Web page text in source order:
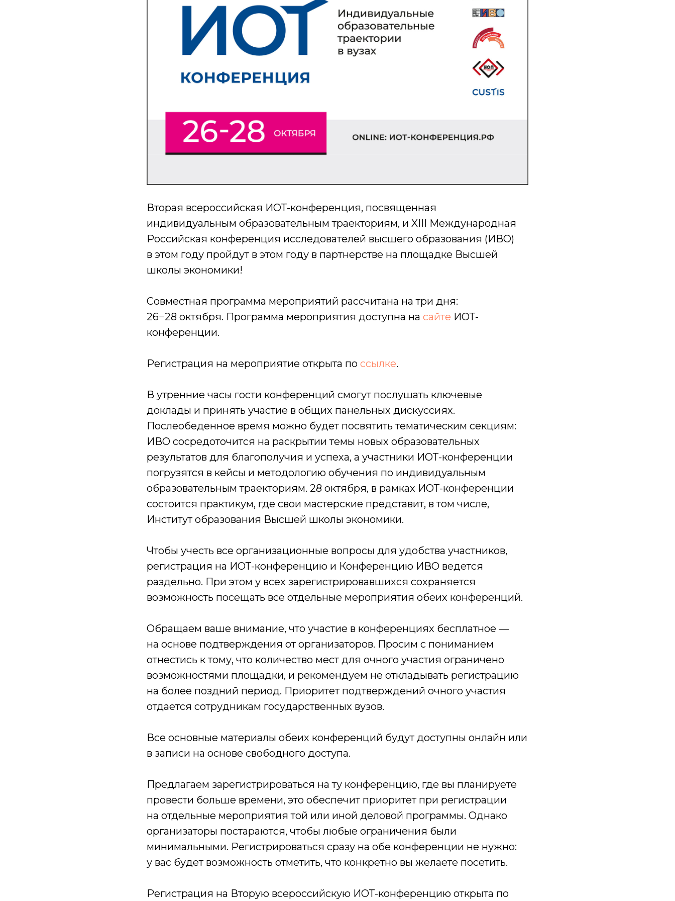
Вторая всероссийская ИОТ-конференция, посвященная
индивидуальным образовательным траекториям, и XIII Международная
Российская конференция исследователей высшего образования (ИВО)
в этом году пройдут в этом году в партнерстве на площадке Высшей
школы экономики!
Совместная программа мероприятий рассчитана на три дня:
26−28 октября. Программа мероприятия доступна на сайте ИОТ-
конференции.
Регистрация на мероприятие открыта по ссылке.
В утренние часы гости конференций смогут послушать ключевые
доклады и принять участие в общих панельных дискуссиях.
Послеобеденное время можно будет посвятить тематическим секциям:
ИВО сосредоточится на раскрытии темы новых образовательных
результатов для благополучия и успеха, а участники ИОТ-конференции
погрузятся в кейсы и методологию обучения по индивидуальным
образовательным траекториям. 28 октября, в рамках ИОТ-конференции
состоится практикум, где свои мастерские представит, в том числе,
Институт образования Высшей школы экономики.
Чтобы учесть все организационные вопросы для удобства участников,
регистрация на ИОТ-конференцию и Конференцию ИВО ведется
раздельно. При этом у всех зарегистрировавшихся сохраняется
возможность посещать все отдельные мероприятия обеих конференций.
Обращаем ваше внимание, что участие в конференциях бесплатное —
на основе подтверждения от организаторов. Просим с пониманием
отнестись к тому, что количество мест для очного участия ограничено
возможностями площадки, и рекомендуем не откладывать регистрацию
на более поздний период. Приоритет подтверждений очного участия
отдается сотрудникам государственных вузов.
Все основные материалы обеих конференций будут доступны онлайн или
в записи на основе свободного доступа.
Предлагаем зарегистрироваться на ту конференцию, где вы планируете
провести больше времени, это обеспечит приоритет при регистрации
на отдельные мероприятия той или иной деловой программы. Однако
организаторы постараются, чтобы любые ограничения были
минимальными. Регистрироваться сразу на обе конференции не нужно:
у вас будет возможность отметить, что конкретно вы желаете посетить.
Регистрация на Вторую всероссийскую ИОТ-конференцию открыта по